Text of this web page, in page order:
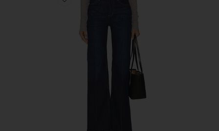
Favorite Kimberly 70s Petite Flare Jean